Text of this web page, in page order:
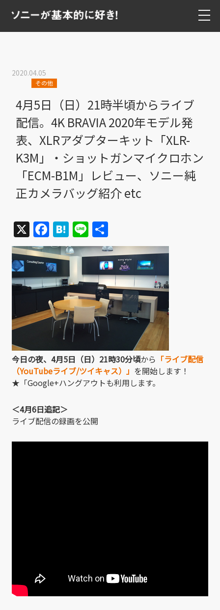
2020.04.05
その他
4月5日（日）21時半頃からライブ
配信。4K BRAVIA 2020年モデル発
表、XLRアダプターキット「XLR-
K3M」・ショットガンマイクロホン
「ECM-B1M」レビュー、ソニー純
正カメラバッグ紹介 etc
X Facebook
Hatena
Line
有
今日の夜、4月5日（日）21時30分頃から 「ライブ配信
（YouTubeライブ/ツイキャス）」 を開始します！
★「Google+ハングアウトも利用します。
＜4月6日追記＞
ライブ配信の録画を公開